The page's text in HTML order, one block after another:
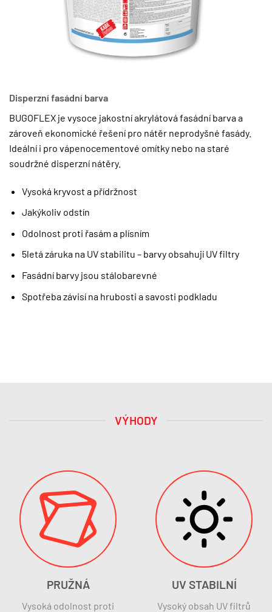
Disperzní fasádní barva
BUGOFLEX je vysoce jakostní akrylátová fasádní barva a
zároveň ekonomické řešení pro nátěr neprodyšné fasády.
Ideální i pro vápenocementové omítky nebo na staré
soudržné disperzní nátěry.
Vysoká kryvost a přídržnost
Jakýkoliv odstín
Odolnost proti řasám a plísním
5letá záruka na UV stabilitu – barvy obsahují UV filtry
Fasádní barvy jsou stálobarevné
Spotřeba závisí na hrubosti a savosti podkladu
VÝHODY
PRUŽNÁ
Vysoká odolnost proti
UV STABILNÍ
Vysoký obsah UV filtrů